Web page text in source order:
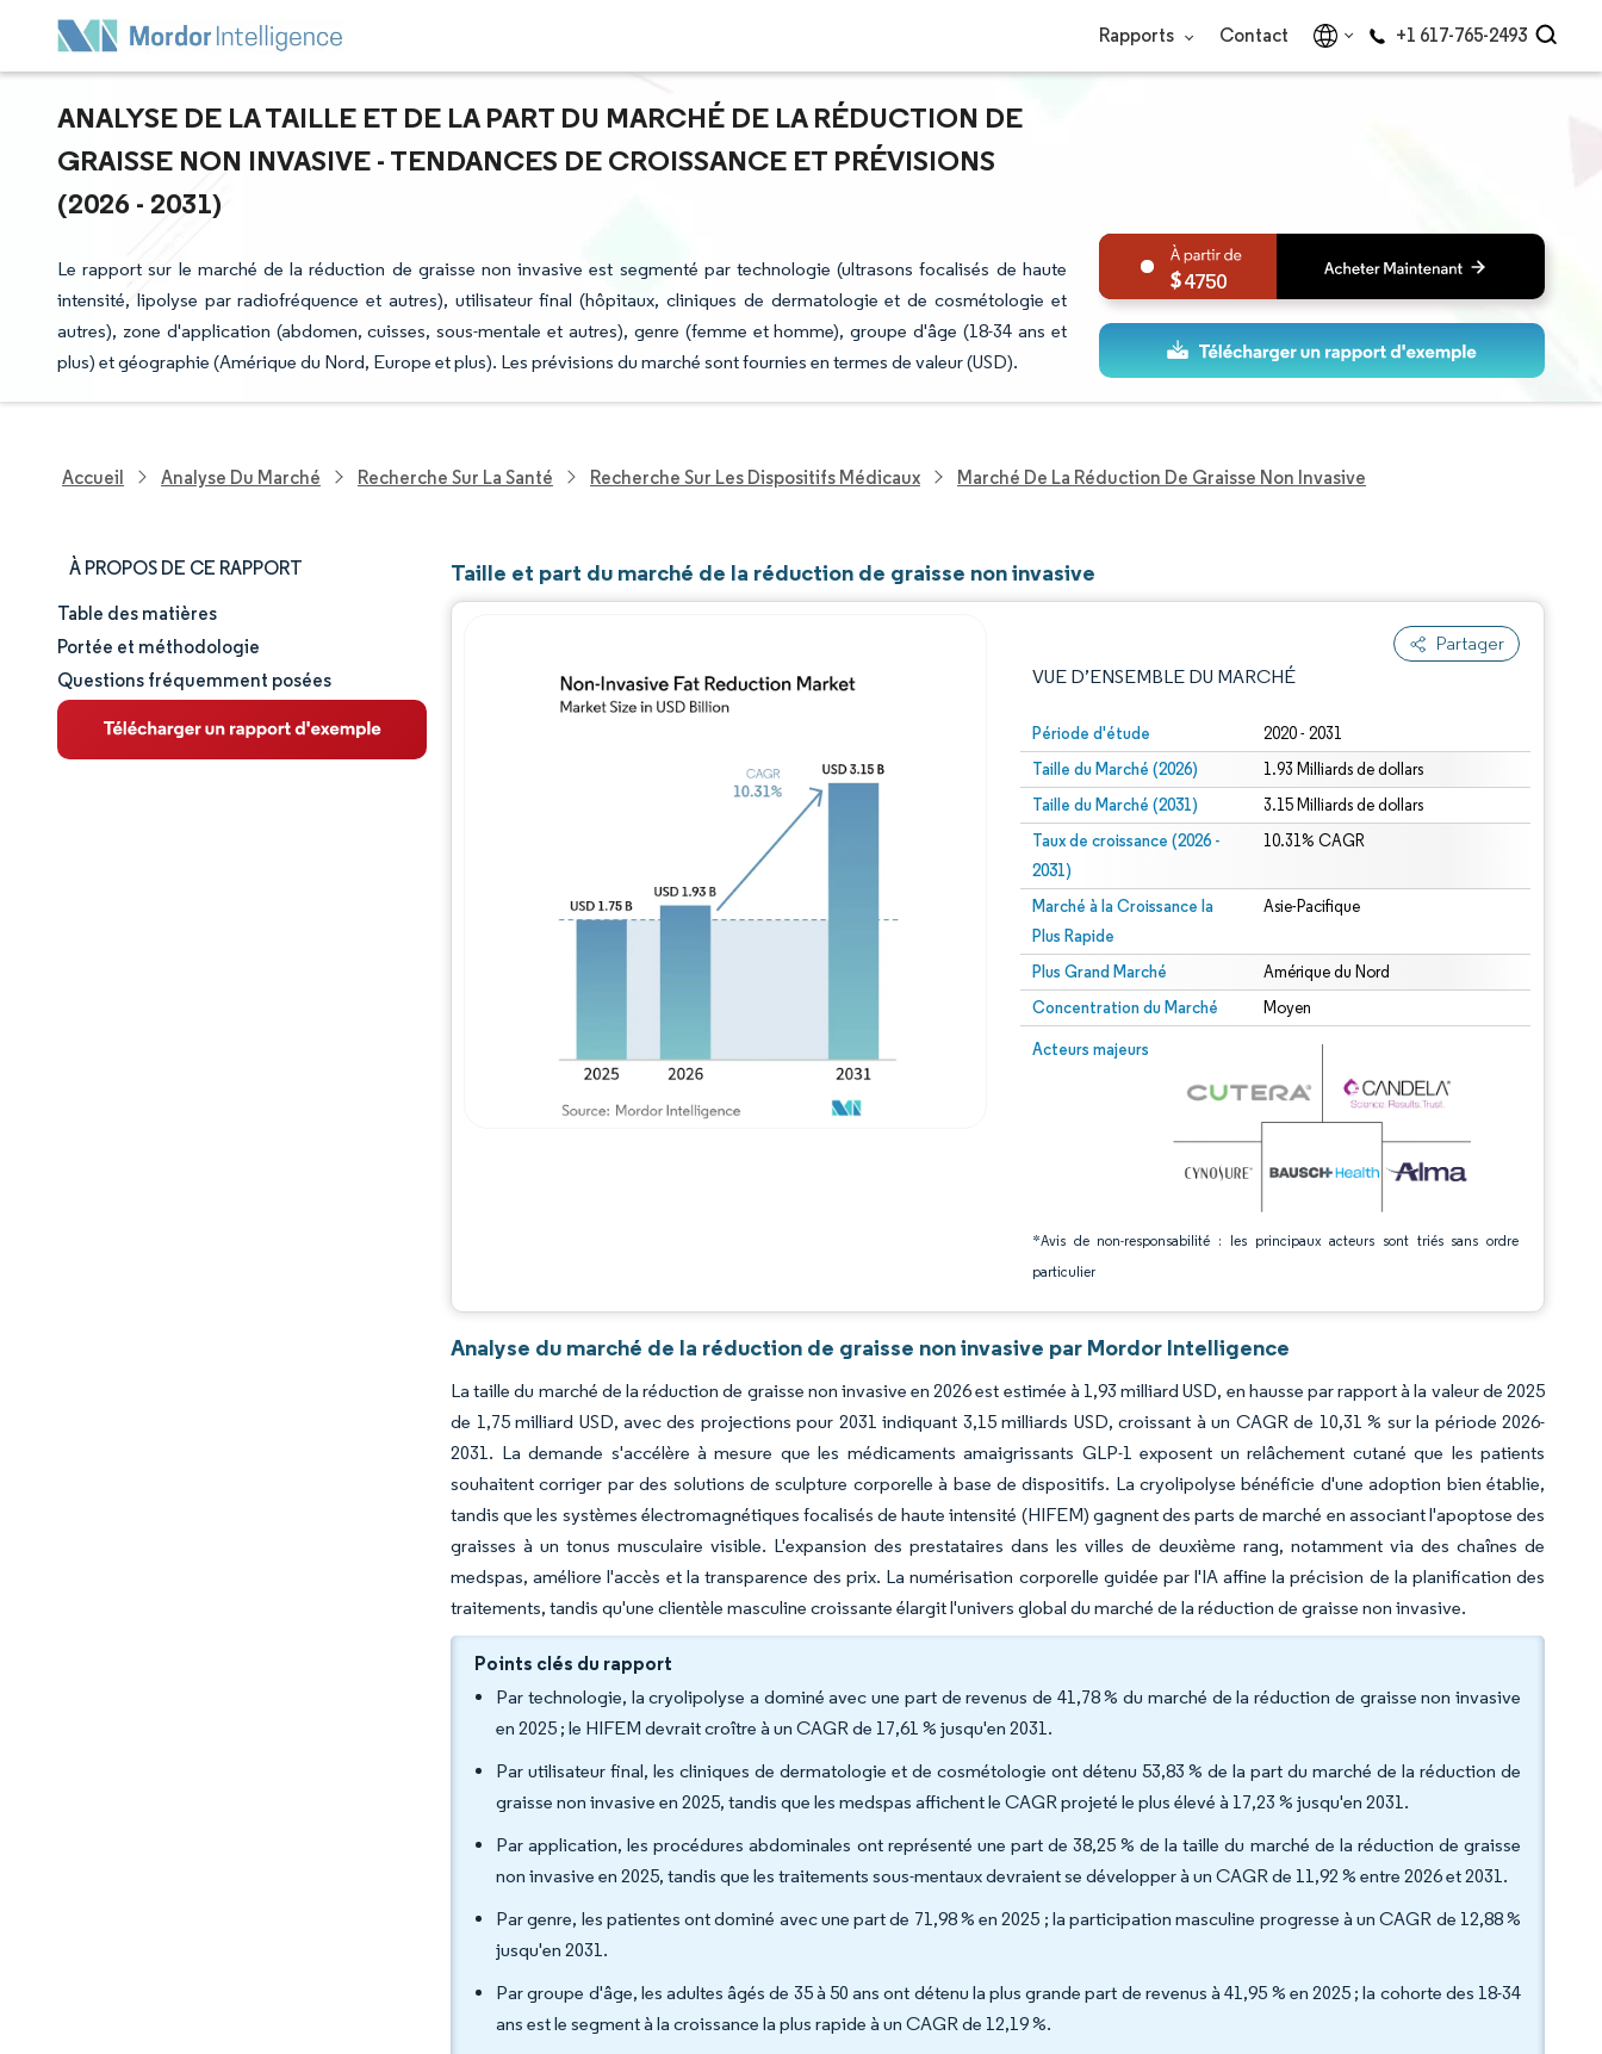
Rapports Contact +1 617-765-2493
ANALYSE DE LA TAILLE ET DE LA PART DU MARCHÉ DE LA RÉDUCTION DE
GRAISSE NON INVASIVE - TENDANCES DE CROISSANCE ET PRÉVISIONS
(2026 - 2031)
Le rapport sur le marché de la réduction de graisse non invasive est segmenté par technologie (ultrasons focalisés de haute
intensité, lipolyse par radiofréquence et autres), utilisateur final (hôpitaux, cliniques de dermatologie et de cosmétologie et
autres), zone d'application (abdomen, cuisses, sous-mentale et autres), genre (femme et homme), groupe d'âge (18-34 ans et
plus) et géographie (Amérique du Nord, Europe et plus). Les prévisions du marché sont fournies en termes de valeur (USD).
4750
Accueil Analyse Du Marché Recherche Sur La Santé Recherche Sur Les Dispositifs Médicaux Marché De La Réduction De Graisse Non Invasive
À PROPOS DE CE RAPPORT
Taille et part de marché
Analyse du marché
Tendances et perspectives
Table des matières
Portée et méthodologie
Questions fréquemment posées
Taille et part du marché de la réduction de graisse non invasive
Partager
VUE D’ENSEMBLE DU MARCHÉ
Période d'étude 2020 - 2031
Taille du Marché (2026) 1.93 Milliards de dollars
Taille du Marché (2031) 3.15 Milliards de dollars
Taux de croissance (2026 -
2031)
10.31% CAGR
Marché à la Croissance la
Plus Rapide
Asie-Pacifique
Plus Grand Marché Amérique du Nord
Concentration du Marché Moyen
Acteurs majeurs
*Avis de non-responsabilité : les principaux acteurs sont triés sans ordre
particulier
Image © Mordor Intelligence. La réutilisation nécessite une attribution sous CC BY 4.0.
Image © Mordor Intelligence. La réutilisation nécessite une attribution sous CC BY 4.0.
Analyse du marché de la réduction de graisse non invasive par Mordor Intelligence
La taille du marché de la réduction de graisse non invasive en 2026 est estimée à 1,93 milliard USD, en hausse par rapport à la valeur de 2025
de 1,75 milliard USD, avec des projections pour 2031 indiquant 3,15 milliards USD, croissant à un CAGR de 10,31 % sur la période 2026-
2031. La demande s'accélère à mesure que les médicaments amaigrissants GLP-1 exposent un relâchement cutané que les patients
souhaitent corriger par des solutions de sculpture corporelle à base de dispositifs. La cryolipolyse bénéficie d'une adoption bien établie,
tandis que les systèmes électromagnétiques focalisés de haute intensité (HIFEM) gagnent des parts de marché en associant l'apoptose des
graisses à un tonus musculaire visible. L'expansion des prestataires dans les villes de deuxième rang, notamment via des chaînes de
medspas, améliore l'accès et la transparence des prix. La numérisation corporelle guidée par l'IA affine la précision de la planification des
traitements, tandis qu'une clientèle masculine croissante élargit l'univers global du marché de la réduction de graisse non invasive.
Points clés du rapport
Par technologie, la cryolipolyse a dominé avec une part de revenus de 41,78 % du marché de la réduction de graisse non invasive
en 2025 ; le HIFEM devrait croître à un CAGR de 17,61 % jusqu'en 2031.
Par utilisateur final, les cliniques de dermatologie et de cosmétologie ont détenu 53,83 % de la part du marché de la réduction de
graisse non invasive en 2025, tandis que les medspas affichent le CAGR projeté le plus élevé à 17,23 % jusqu'en 2031.
Par application, les procédures abdominales ont représenté une part de 38,25 % de la taille du marché de la réduction de graisse
non invasive en 2025, tandis que les traitements sous-mentaux devraient se développer à un CAGR de 11,92 % entre 2026 et 2031.
Par genre, les patientes ont dominé avec une part de 71,98 % en 2025 ; la participation masculine progresse à un CAGR de 12,88 %
jusqu'en 2031.
Par groupe d'âge, les adultes âgés de 35 à 50 ans ont détenu la plus grande part de revenus à 41,95 % en 2025 ; la cohorte des 18-34
ans est le segment à la croissance la plus rapide à un CAGR de 12,19 %.